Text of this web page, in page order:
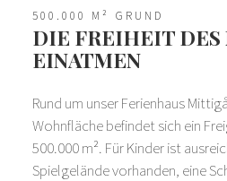
500.000 M² GRUND
DIE FREIHEIT DES
EINATMEN
Rund um unser Ferienhaus
Wohnfläche befindet sich ein
500.000 m². Für Kinder ist
Spielgelände vorhanden, eine